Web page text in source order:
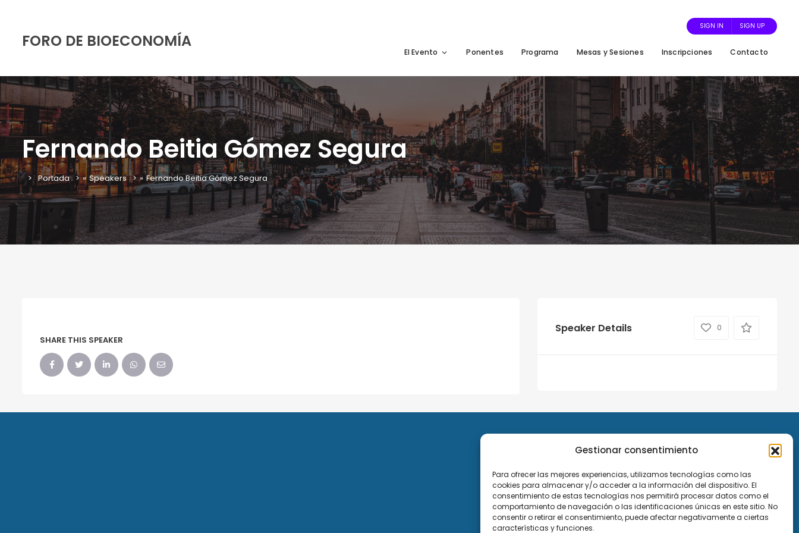
Gestionar consentimiento
Para ofrecer las mejores experiencias, utilizamos tecnologías como las
cookies para almacenar y/o acceder a la información del dispositivo. El
consentimiento de estas tecnologías nos permitirá procesar datos como el
comportamiento de navegación o las identificaciones únicas en este sitio. No
consentir o retirar el consentimiento, puede afectar negativamente a ciertas
características y funciones.
FORO DE BIOECONOMÍA
SIGN IN SIGN UP
El Evento Ponentes Programa Mesas y Sesiones Inscripciones Contacto
Fernando Beitia Gómez Segura
Portada » Speakers » Fernando Beitia Gómez Segura
SHARE THIS SPEAKER
Speaker Details 0